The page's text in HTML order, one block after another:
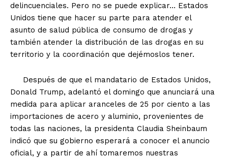
delincuenciales. Pero no se puede explicar… Estados
Unidos tiene que hacer su parte para atender el
asunto de salud pública de consumo de drogas y
también atender la distribución de las drogas en su
territorio y la coordinación que dejémoslos tener.
Después de que el mandatario de Estados Unidos,
Donald Trump, adelantó el domingo que anunciará una
medida para aplicar aranceles de 25 por ciento a las
importaciones de acero y aluminio, provenientes de
todas las naciones, la presidenta Claudia Sheinbaum
indicó que su gobierno esperará a conocer el anuncio
oficial, y a partir de ahí tomaremos nuestras